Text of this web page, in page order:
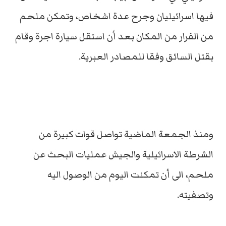
فيها اسرائيليان وجرح عدة اشخاص، وتمكن ملحم
من الفرار من المكان بعد أن استقل سيارة اجرة وقام
بقتل السائق وفقا للمصادر العبرية.
ومنذ الجمعة الماضية تواصل قوات كبيرة من
الشرطة الاسرائيلية والجيش عمليات البحث عن
ملحم، الى أن تمكنت اليوم من الوصول اليه
وتصفيته.